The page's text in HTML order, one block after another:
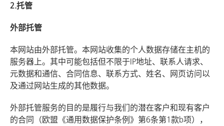
2.托管
外部托管
本网站由外部托管。本网站收集的个人数据存储在主机的
服务器上。其中可能包括但不限于IP地址、联系人请求、
元数据和通信、合同信息、联系方式、姓名、网页访问以
及通过网站生成的其他数据。
外部托管服务的目的是履行与我们的潜在客户和现有客户
的合同（欧盟《通用数据保护条例》第6条第1款b项），